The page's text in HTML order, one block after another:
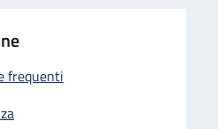
frequenti